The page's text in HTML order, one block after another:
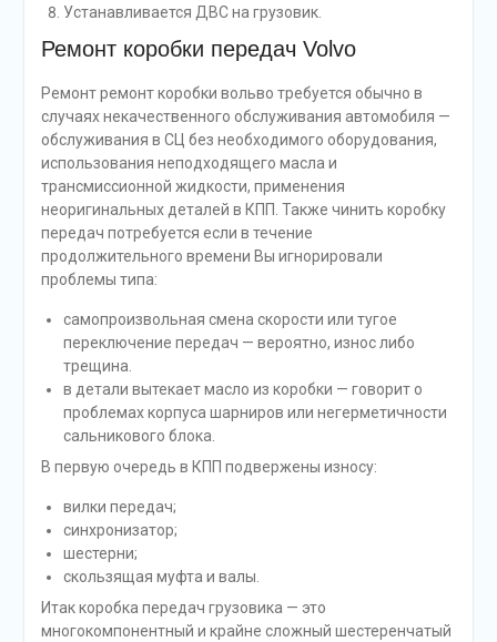
Устанавливается ДВС на грузовик.
Ремонт коробки передач Volvo
Ремонт ремонт коробки вольво требуется обычно в
случаях некачественного обслуживания автомобиля —
обслуживания в СЦ без необходимого оборудования,
использования неподходящего масла и
трансмиссионной жидкости, применения
неоригинальных деталей в КПП. Также чинить коробку
передач потребуется если в течение
продолжительного времени Вы игнорировали
проблемы типа:
самопроизвольная смена скорости или тугое
переключение передач — вероятно, износ либо
трещина.
в детали вытекает масло из коробки — говорит о
проблемах корпуса шарниров или негерметичности
сальникового блока.
В первую очередь в КПП подвержены износу:
вилки передач;
синхронизатор;
шестерни;
скользящая муфта и валы.
Итак коробка передач грузовика — это
многокомпонентный и крайне сложный шестеренчатый